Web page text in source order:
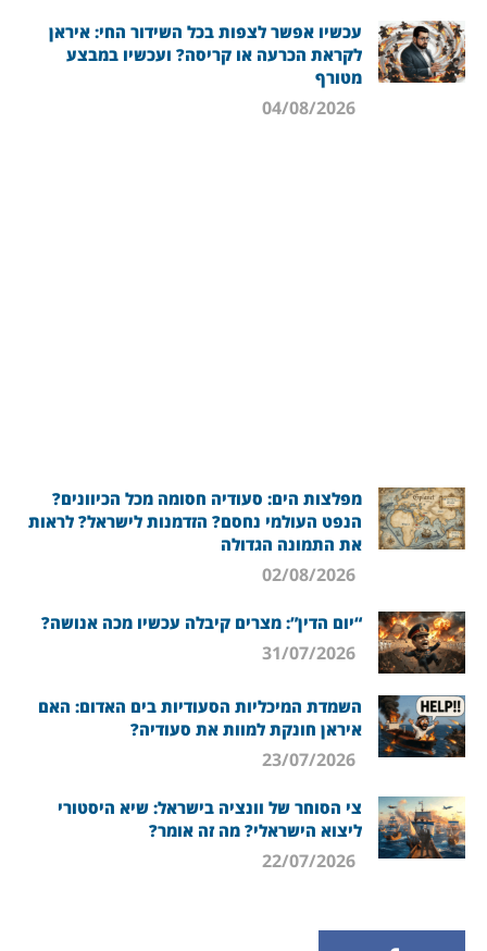
עכשיו אפשר לצפות בכל השידור החי: איראן
לקראת הכרעה או קריסה? ועכשיו במבצע
מטורף
מפלצות הים: סעודיה חסומה מכל הכיוונים?
הנפט העולמי נחסם? הזדמנות לישראל? לראות
את התמונה הגדולה
“יום הדין”: מצרים קיבלה עכשיו מכה אנושה?
השמדת המיכליות הסעודיות בים האדום: האם
איראן חונקת למוות את סעודיה?
צי הסוחר של וונציה בישראל: שיא היסטורי
ליצוא הישראלי? מה זה אומר?